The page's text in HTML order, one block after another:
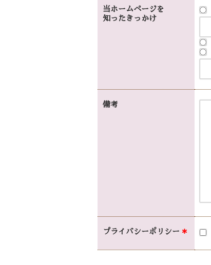
当ホームページを
知ったきっかけ
備考
プライバシーポリシー ＊